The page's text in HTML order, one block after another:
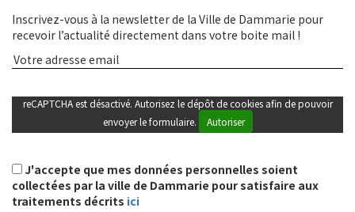
Inscrivez-vous à la newsletter de la Ville de Dammarie pour
recevoir l’actualité directement dans votre boite mail !
reCAPTCHA est désactivé. Autorisez le dépôt de cookies afin de pouvoir
envoyer le formulaire.
Autoriser
J'accepte que mes données personnelles soient
collectées par la ville de Dammarie pour satisfaire aux
traitements décrits ici